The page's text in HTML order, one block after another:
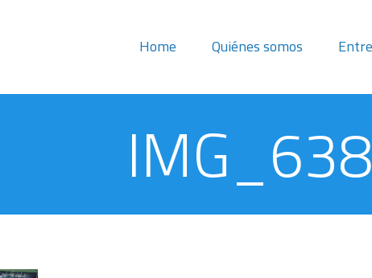
Home Quiénes somos